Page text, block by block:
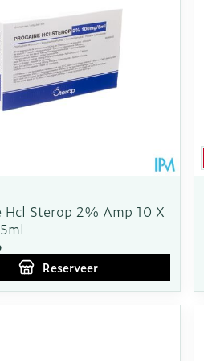
Supplementen
Zelfbruiner
Mondmaskers
Hcl Sterop 2% Amp 10 X
Reserveer